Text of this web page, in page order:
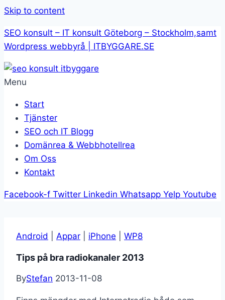
Skip to content
SEO konsult – IT konsult Göteborg – Stockholm,samt
Wordpress webbyrå | ITBYGGARE.SE
Menu
Start
Tjänster
SEO och IT Blogg
Domänrea & Webbhotellrea
Om Oss
Kontakt
Facebook-f Twitter Linkedin Whatsapp Yelp Youtube
Android Appar iPhone WP8
Tips på bra radiokanaler 2013
ByStefan 2013-11-08